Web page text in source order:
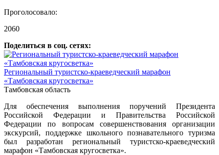
Проголосовало:
2060
Поделиться в соц. сетях:
Региональный туристско-краеведческий марафон
«Тамбовская кругосветка»
Тамбовская область
Для обеспечения выполнения поручений Президента
Российской Федерации и Правительства Российской
Федерации по вопросам совершенствования организации
экскурсий, поддержке школьного познавательного туризма
был разработан региональный туристско-краеведческий
марафон «Тамбовская кругосветка».